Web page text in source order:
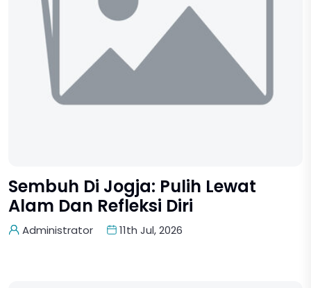
Sembuh Di Jogja: Pulih Lewat
Alam Dan Refleksi Diri
Administrator 11th Jul, 2026